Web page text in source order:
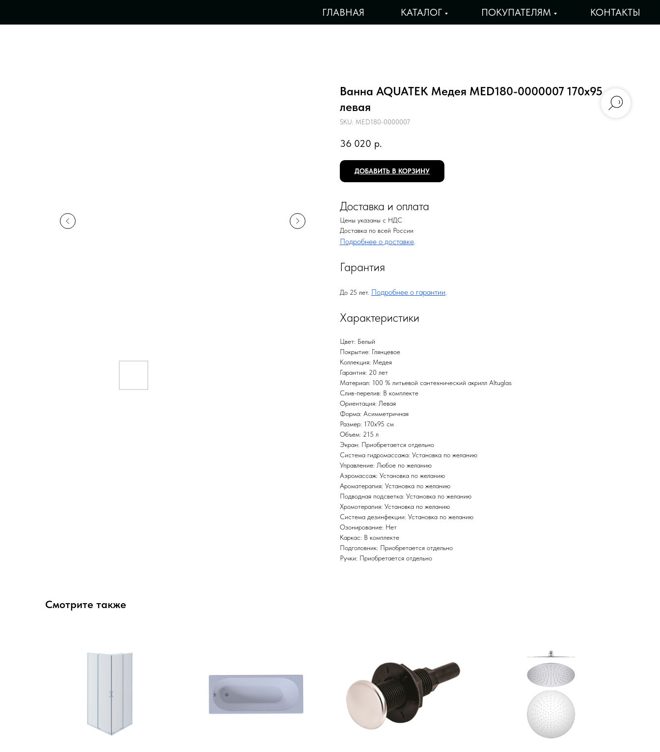
ГЛАВНАЯ КАТАЛОГ ПОКУПАТЕЛЯМ КОНТАКТЫ
Ванна AQUATEK Медея MED180-0000007 170x95
левая
SKU: MED180-0000007
36 020 р.
ДОБАВИТЬ В КОРЗИНУ
Доставка и оплата
Цены указаны с НДС
Доставка по всей России
Подробнее о доставке
Гарантия
До 25 лет. Подробнее о гарантии
Характеристики
Цвет: Белый
Покрытие: Глянцевое
Коллекция: Медея
Гарантия: 20 лет
Материал: 100 % литьевой сантехнический акрилл Altuglas
Слив-перелив: В комплекте
Ориентация: Левая
Форма: Асимметричная
Размер: 170x95 см
Объем: 215 л
Экран: Приобретается отдельно
Система гидромассажа: Установка по желанию
Управление: Любое по желанию
Аэромассаж: Установка по желанию
Ароматерапия: Установка по желанию
Подводная подсветка: Установка по желанию
Хромотерапия: Установка по желанию
Система дезинфекции: Установка по желанию
Озонирование: Нет
Каркас: В комплекте
Подголовник: Приобретается отдельно
Ручки: Приобретается отдельно
Смотрите также